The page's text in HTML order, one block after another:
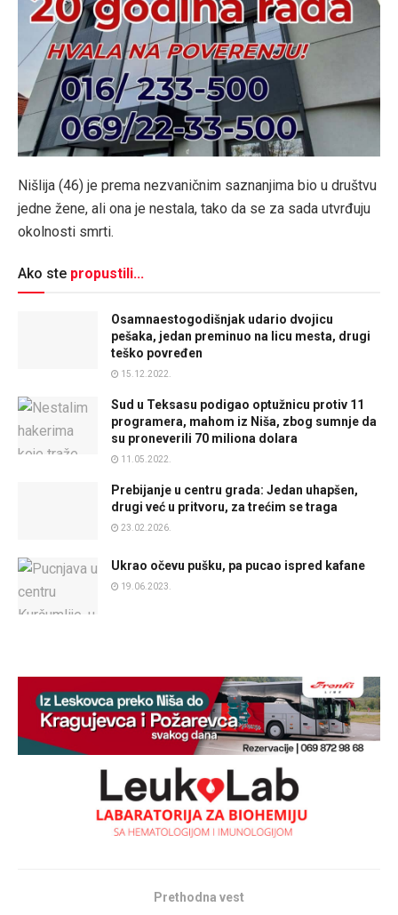
Nišlija (46) je prema nezvaničnim saznanjima bio u društvu
jedne žene, ali ona je nestala, tako da se za sada utvrđuju
okolnosti smrti.
Ako ste propustili...
Osamnaestogodišnjak udario dvojicu
pešaka, jedan preminuo na licu mesta, drugi
teško povređen
15.12.2022.
Sud u Teksasu podigao optužnicu protiv 11
programera, mahom iz Niša, zbog sumnje da
su proneverili 70 miliona dolara
11.05.2022.
Prebijanje u centru grada: Jedan uhapšen,
drugi već u pritvoru, za trećim se traga
23.02.2026.
Ukrao očevu pušku, pa pucao ispred kafane
19.06.2023.
Prethodna vest